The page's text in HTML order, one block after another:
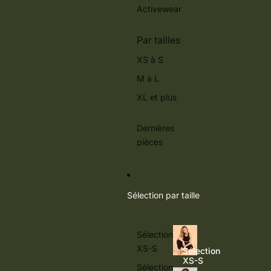
Activewear
Par tailles
XS à S
M à L
XL et plus
Dernières
pièces
Sélection par taille
Sélection
XS-S
Sélection
Sélection
XS-S